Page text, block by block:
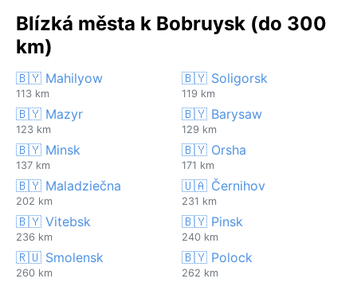
Blízká města k Bobruysk (do 300
km)
🇧🇾 Mahilyow
113 km
🇧🇾 Soligorsk
119 km
🇧🇾 Mazyr
123 km
🇧🇾 Barysaw
129 km
🇧🇾 Minsk
137 km
🇧🇾 Orsha
171 km
🇧🇾 Maladziečna
202 km
🇺🇦 Černihov
231 km
🇧🇾 Vitebsk
236 km
🇧🇾 Pinsk
240 km
🇷🇺 Smolensk
260 km
🇧🇾 Polock
262 km